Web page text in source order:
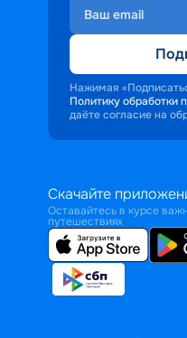
Нажимая
Политику обработки
даёте согласие на
Скачайте
Оставайтесь в курсе
путешествиях